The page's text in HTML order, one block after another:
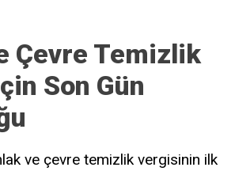
Çevre Temizlik
Son Gün
ve çevre temizlik vergisinin ilk